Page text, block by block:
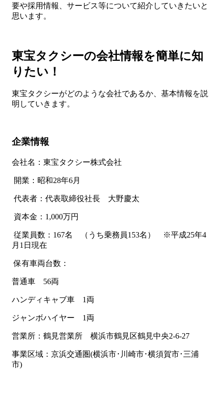
要や採用情報、サービス等について紹介していきたいと
思います。
東宝タクシーの会社情報を簡単に知
りたい！
東宝タクシーがどのような会社であるか、基本情報を説
明していきます。
企業情報
会社名：東宝タクシー株式会社
開業：昭和28年6月
代表者：代表取締役社長 大野慶太
資本金：1,000万円
従業員数：167名 （うち乗務員153名） ※平成25年4
月1日現在
保有車両台数：
普通車 56両
ハンディキャブ車 1両
ジャンボハイヤー 1両
営業所：鶴見営業所 横浜市鶴見区鶴見中央2-6-27
事業区域：京浜交通圏(横浜市･川崎市･横須賀市･三浦
市)